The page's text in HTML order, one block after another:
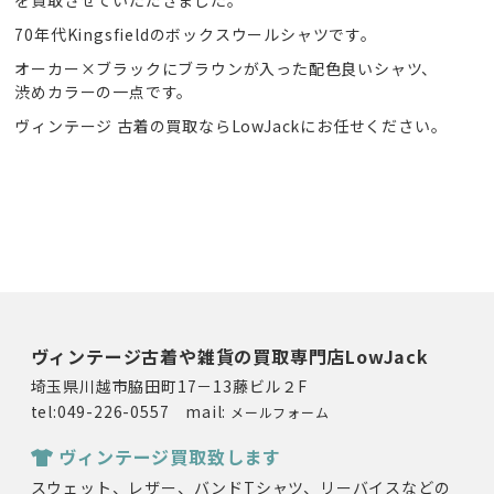
70年代Kingsfieldのボックスウールシャツです。
オーカー×ブラックにブラウンが入った配色良いシャツ、
渋めカラーの一点です。
ヴィンテージ 古着の買取ならLowJackにお任せください。
ヴィンテージ古着や雑貨の買取専門店LowJack
埼玉県川越市脇田町17－13藤ビル２F
tel:049-226-0557 mail: メールフォーム
ヴィンテージ買取致します
スウェット、レザー、バンドTシャツ、リーバイスなどの